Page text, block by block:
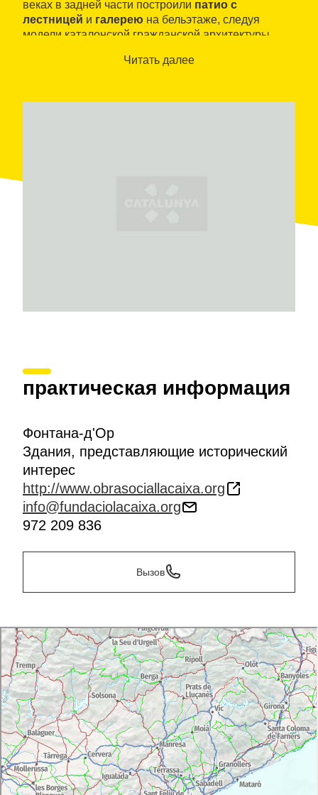
веках в задней части построили патио с
лестницей и галерею на бельэтаже, следуя
модели каталонской гражданской архитектуры.
Исторического и художественного
Банка Каталонии.
Читать далее
практическая информация
Фонтана-д'Ор
Здания, представляющие исторический
интерес
http://www.obrasociallacaixa.org
info@fundaciolacaixa.org
972 209 836
Вызов